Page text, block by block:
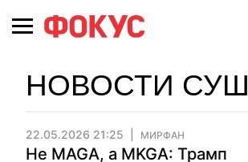
НОВОСТИ
22.05.2026 21:25 МИРФАН
Не MAGA, а MKGA: Трамп